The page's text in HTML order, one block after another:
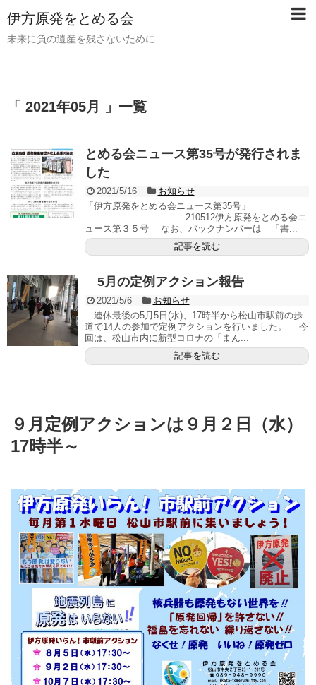
伊方原発をとめる会
未来に負の遺産を残さないために
「 2021年05月 」一覧
とめる会ニュース第35号が発行されま
した
2021/5/16
お知らせ
「伊方原発をとめる会ニュース第35号」
210512伊方原発をとめる会ニ
ュース第３５号 なお、バックナンバーは 「書...
記事を読む
5月の定例アクション報告
2021/5/6
お知らせ
連休最後の5月5日(水)、17時半から松山市駅前の歩
道で14人の参加で定例アクションを行いました。 今
回は、松山市内に新型コロナの「まん...
記事を読む
９月定例アクションは９月２日（水）
17時半～